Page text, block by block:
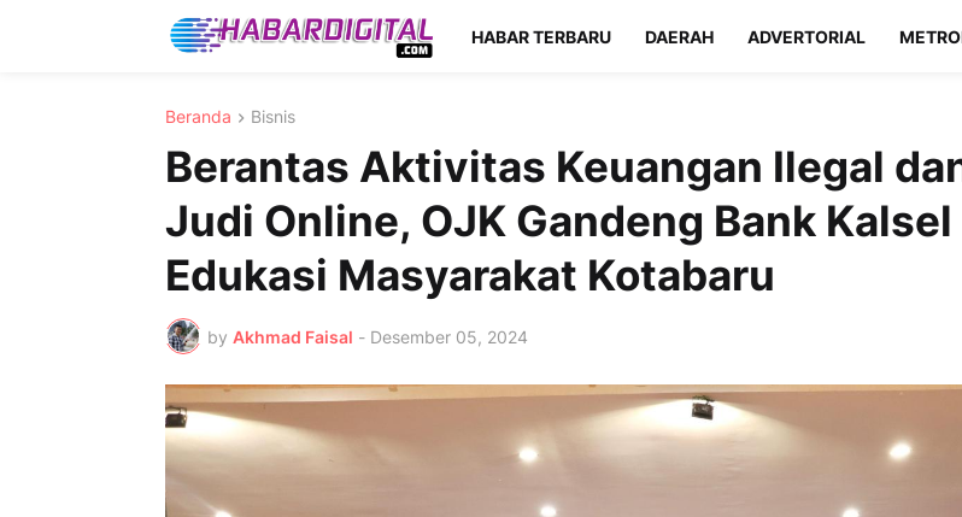
HABAR TERBARU DAERAH ADVERTORIAL
Beranda Bisnis
Berantas Aktivitas Keuangan Ilegal
Judi Online, OJK Gandeng Bank Kalsel
Edukasi Masyarakat Kotabaru
by Akhmad Faisal - Desember 05, 2024